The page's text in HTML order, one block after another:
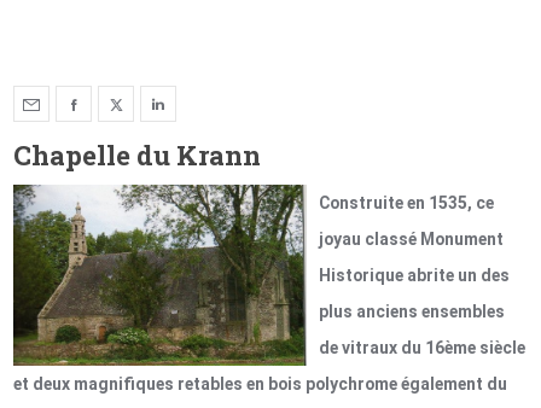
Chapelle du Krann
Construite en 1535, ce
joyau classé Monument
Historique abrite un des
plus anciens ensembles
de vitraux du 16ème siècle
et deux magnifiques retables en bois polychrome également du